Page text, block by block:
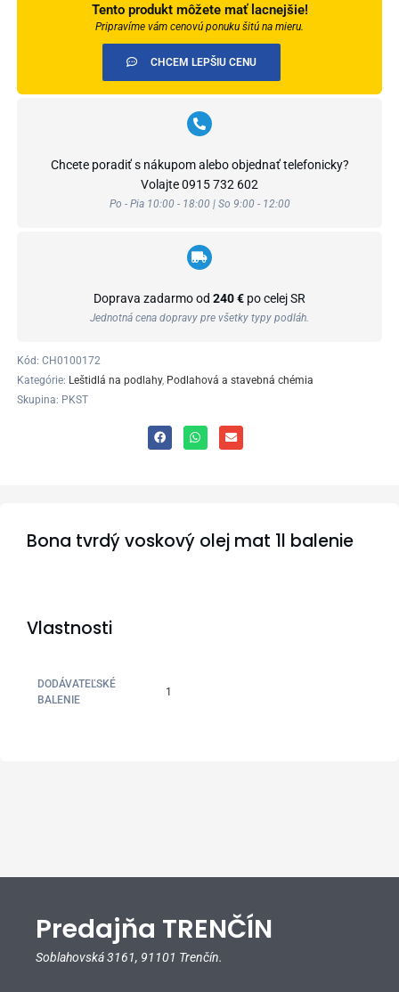
Tento produkt môžete mať lacnejšie!
Pripravíme vám cenovú ponuku šitú na mieru.
CHCEM LEPŠIU CENU
Chcete poradiť s nákupom alebo objednať telefonicky?
Volajte0915 732 602
Po - Pia 10:00 - 18:00 | So 9:00 - 12:00
Doprava zadarmo od 240 € po celej SR
Jednotná cena dopravy pre všetky typy podláh.
Kód: CH0100172
Kategórie: Leštidlá na podlahy, Podlahová a stavebná chémia
Skupina: PKST
Bona tvrdý voskový olej mat 1l balenie
Vlastnosti
DODÁVATEĽSKÉ
BALENIE
1
Predajňa TRENČÍN
Soblahovská 3161, 91101 Trenčín.